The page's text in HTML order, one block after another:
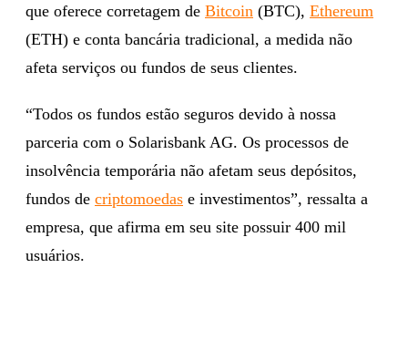
que oferece corretagem de Bitcoin (BTC), Ethereum
(ETH) e conta bancária tradicional, a medida não
afeta serviços ou fundos de seus clientes.
“Todos os fundos estão seguros devido à nossa
parceria com o Solarisbank AG. Os processos de
insolvência temporária não afetam seus depósitos,
fundos de criptomoedas e investimentos”, ressalta a
empresa, que afirma em seu site possuir 400 mil
usuários.